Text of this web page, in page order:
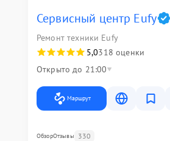
Сервисный центр Eufy
Ремонт техники Eufy
5,0318 оценки
Открыто до 21:00
Маршрут
ОбзорОтзывы 330